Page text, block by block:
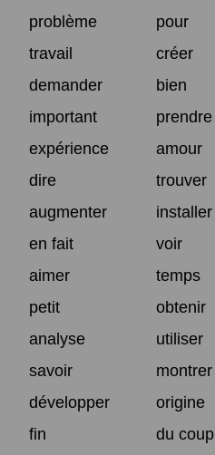
problème
pour
travail
créer
demander
bien
important
prendre
expérience
amour
dire
trouver
augmenter
installer
en fait
voir
aimer
temps
petit
obtenir
analyse
utiliser
savoir
montrer
développer
origine
fin
du coup